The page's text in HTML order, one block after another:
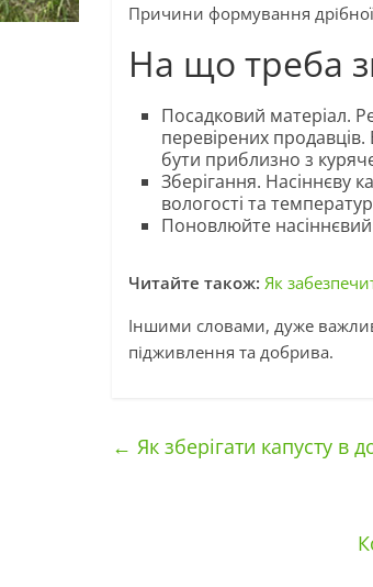
Причини формування дрібної
На що треба
Посадковий матеріал.
перевірених
бути приблизно з
Зберігання. Насіннєву
вологості та
Поновлюйте
Читайте також: Як
Іншими словами, дуже
підживлення та добрива.
← Як зберігати капусту